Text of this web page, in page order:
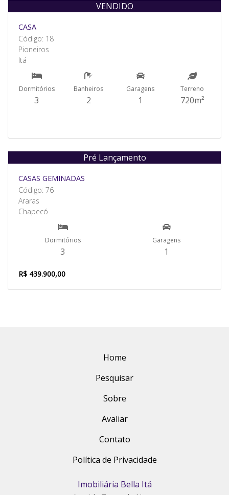
VENDIDO
CASA
Código: 18
Pioneiros
Itá
Dormitórios
3
Banheiros
2
Garagens
1
Terreno
720m²
Venda
Pré Lançamento
CASAS GEMINADAS
Código: 76
Araras
Chapecó
Dormitórios
3
Garagens
1
R$ 439.900,00
Home
Pesquisar
Sobre
Avaliar
Contato
Política de Privacidade
Imobiliária Bella Itá